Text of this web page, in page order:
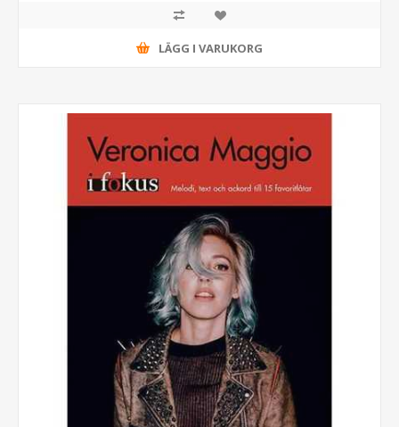
LÄGG I VARUKORG